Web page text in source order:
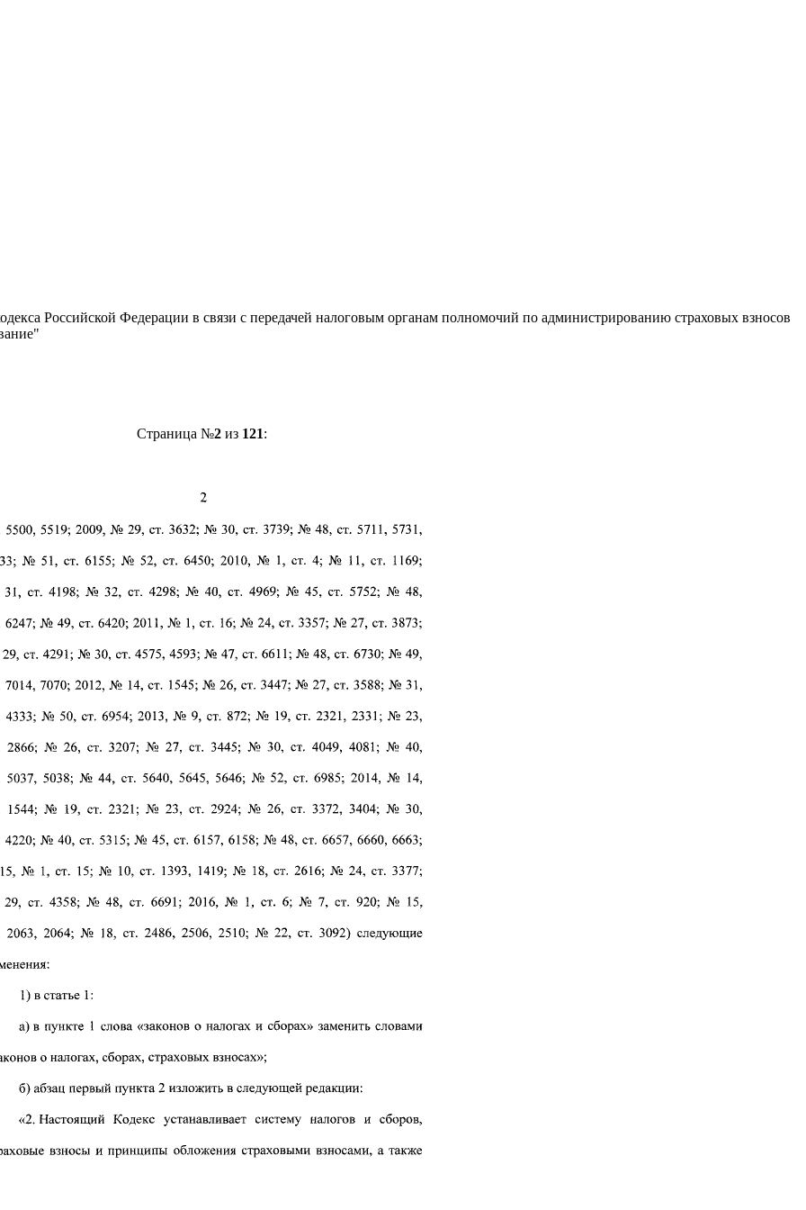
Российской Федерации в связи с передачей налоговым органам полномочий по администрированию страховых взносов
Страница №2из 121: